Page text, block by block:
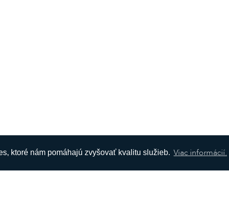
ktoré nám pomáhajú zvyšovať kvalitu služieb. Viac informácií.